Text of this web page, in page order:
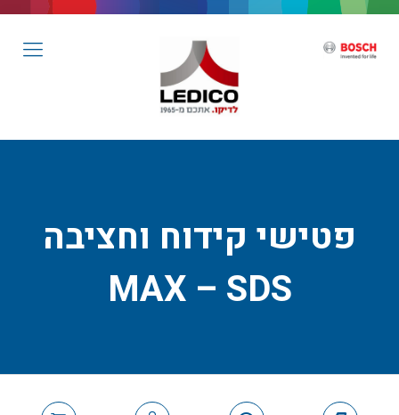
פטישי קידוח וחציבה
MAX – SDS